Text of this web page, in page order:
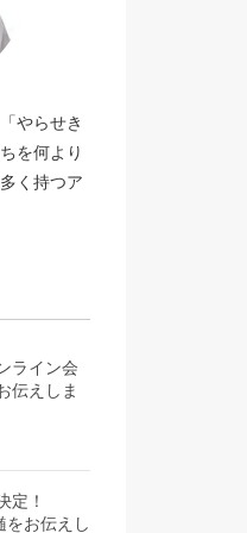
やらせき
を何より
く持つア
ライン会
伝えしま
定！
をお伝えし